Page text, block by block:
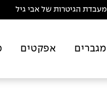
מעבדת הגיטרות של אבי גיל
מגברים אפקטים